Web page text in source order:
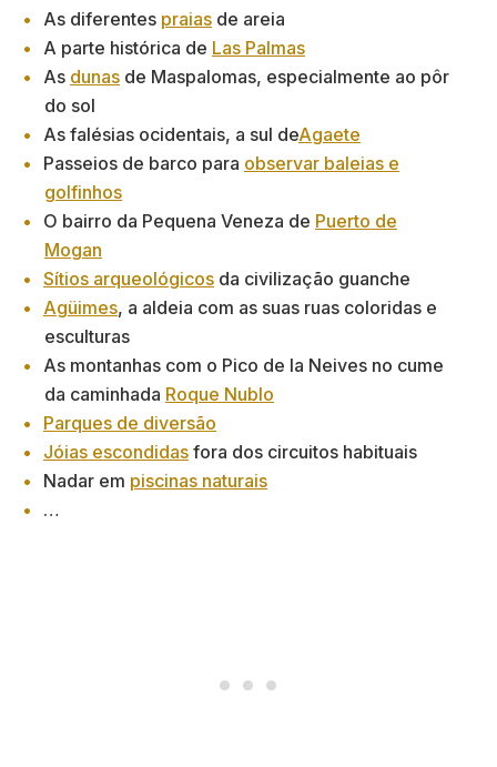
As diferentes praias de areia
A parte histórica de Las Palmas
As dunas de Maspalomas, especialmente ao pôr
do sol
As falésias ocidentais, a sul deAgaete
Passeios de barco para observar baleias e
golfinhos
O bairro da Pequena Veneza de Puerto de
Mogan
Sítios arqueológicos da civilização guanche
Agüimes, a aldeia com as suas ruas coloridas e
esculturas
As montanhas com o Pico de la Neives no cume
da caminhada Roque Nublo
Parques de diversão
Jóias escondidas fora dos circuitos habituais
Nadar em piscinas naturais
…